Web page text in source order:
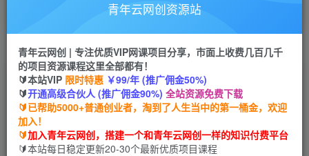
搭建同款网站，自己当老板
首页 创业课程 会员专属 正文
（6619期）短视频蓝海项目，美女车载U盘，轻松
月入过万，适合0基础小白
青年云网创
2年前发布
关注 私信
青年云网创资源站
青年云网创 | 专注优质VIP网课项目分享，市面上收费几百几千
的项目资源课程这里全部都有！
🔰本站VIP 限时特惠 ￥99/年 (推广佣金50%)
🔰开通高级合伙人 (推广佣金90%) 全站资源免费下载
🔰已帮助5000+普通创业者，淘到了人生当中的第一桶金，欢迎
加入！
🔰加入青年云网创，搭建一个和青年云网创一样的知识付费平台
🔰本站每日稳定更新20-30个最新优质项目课程